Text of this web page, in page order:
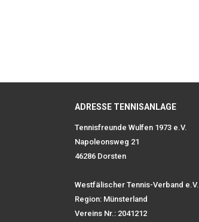
ADRESSE TENNISANLAGE
Tennisfreunde Wulfen 1973 e.V.
Napoleonsweg 21
46286 Dorsten
Westfälischer Tennis-Verband e.V.
Region: Münsterland
Vereins Nr.: 2041212